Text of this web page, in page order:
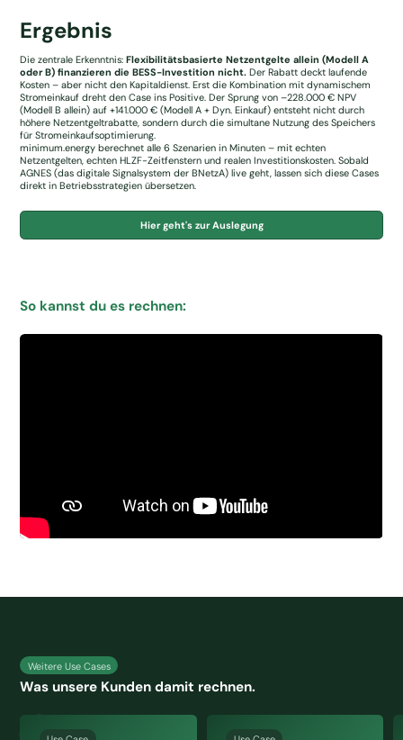
Ergebnis
Die zentrale Erkenntnis:Flexibilitätsbasierte Netzentgelte allein (Modell A
oder B) finanzieren die BESS-Investition nicht. Der Rabatt deckt laufende
Kosten – aber nicht den Kapitaldienst. Erst die Kombination mit dynamischem
Stromeinkauf dreht den Case ins Positive. Der Sprung von –228.000 € NPV
(Modell B allein) auf +141.000 € (Modell A + Dyn. Einkauf) entsteht nicht durch
höhere Netzentgeltrabatte, sondern durch die simultane Nutzung des Speichers
für Stromeinkaufsoptimierung.
minimum.energy berechnet alle 6 Szenarien in Minuten – mit echten
Netzentgelten, echten HLZF-Zeitfenstern und realen Investitionskosten. Sobald
AGNES (das digitale Signalsystem der BNetzA) live geht, lassen sich diese Cases
direkt in Betriebsstrategien übersetzen.
Hier geht's zur Auslegung
So kannst du es rechnen:
Weitere Use Cases
Was unsere Kunden damit rechnen.